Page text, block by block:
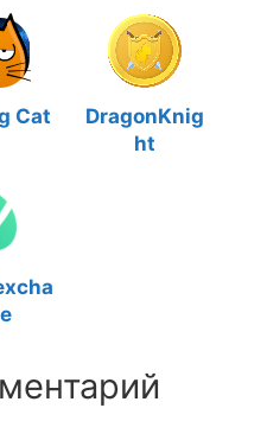
Cat
DragonKnig
ht